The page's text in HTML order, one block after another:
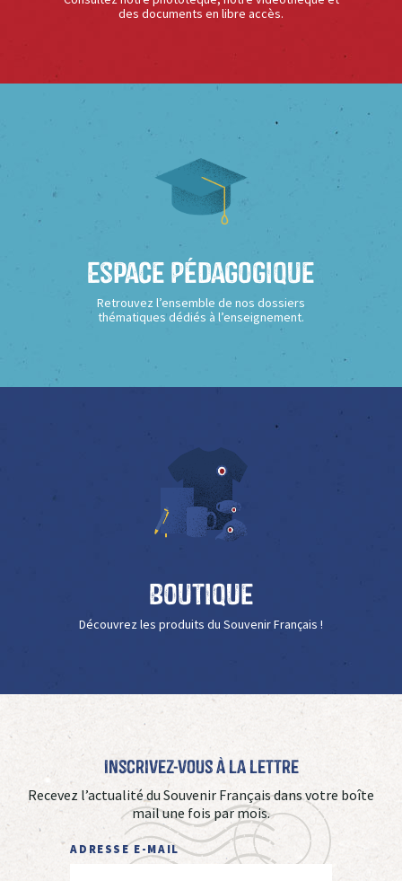
des documents en libre accès.
Espace Pédagogique
Retrouvez l’ensemble de nos dossiers
thématiques dédiés à l’enseignement.
Boutique
Découvrez les produits du Souvenir Français !
Inscrivez-vous à La Lettre
Recevez l’actualité du Souvenir Français dans votre boîte
mail une fois par mois.
ADRESSE E-MAIL